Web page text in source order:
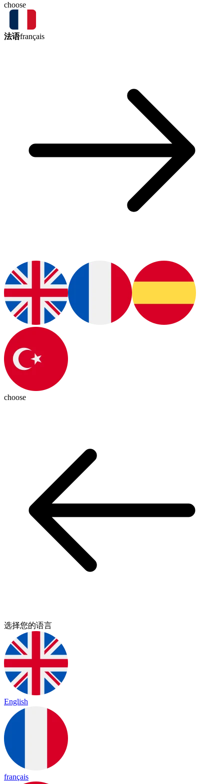
choose
法语français
choose
选择您的语言
English
français